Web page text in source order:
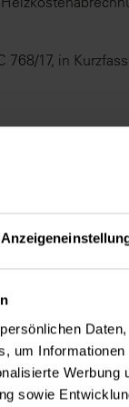
um
Werbung
sowie
17, in
Heiz- und
1 S 176/